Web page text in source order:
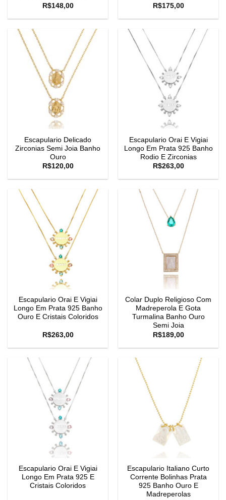
R$148,00
R$175,00
Escapulario Delicado
Zirconias Semi Joia Banho
Ouro
R$120,00
Escapulario Orai E Vigiai
Longo Em Prata 925 Banho
Rodio E Zirconias
R$263,00
Escapulario Orai E Vigiai
Longo Em Prata 925 Banho
Ouro E Cristais Coloridos
R$263,00
Colar Duplo Religioso Com
Madreperola E Gota
Turmalina Banho Ouro
Semi Joia
R$189,00
Escapulario Orai E Vigiai
Longo Em Prata 925 E
Cristais Coloridos
Escapulario Italiano Curto
Corrente Bolinhas Prata
925 Banho Ouro E
Madreperolas